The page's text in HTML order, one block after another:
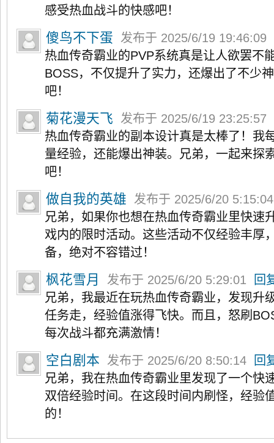
感受热血战斗的快感吧！
傻鸟不下蛋
发布于 2025/6/19 19:46:09
热血传奇霸业的PVP系统真是让人欲罢不
BOSS，不仅提升了实力，还爆出了不少
吧！
菊花漫天飞
发布于 2025/6/19 23:25:57
热血传奇霸业的副本设计真是太棒了！我
量经验，还能爆出神装。兄弟，一起来探
吧！
做自我的英雄
发布于 2025/6/20
兄弟，如果你也想在热血传奇霸业里快速
戏内的限时活动。这些活动不仅经验丰厚
备，绝对不容错过！
枫花雪月 发布于 2025/6/20 5:29:01
回
兄弟，我最近在玩热血传奇霸业，发现升
任务走，经验值涨得飞快。而且，怒刷
每次战斗都充满激情！
空白剧本 发布于 2025/6/20 8:50:14
回
兄弟，我在热血传奇霸业里发现了一个快
双倍经验时间。在这段时间内刷怪，经验
的！